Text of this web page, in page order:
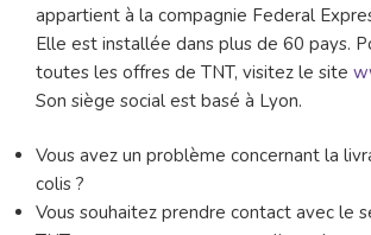
appartient à la compagnie Federal
Elle est installée dans plus de 60 pays.
toutes les offres de TNT, visitez le site
Son siège social est basé à Lyon.
Vous avez un problème concernant la
colis ?
Vous souhaitez prendre contact avec le